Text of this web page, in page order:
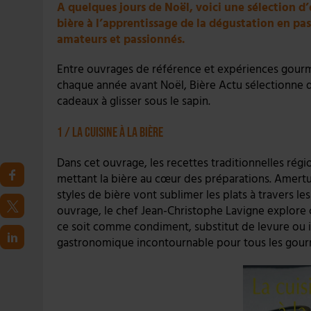
A quelques jours de Noël, voici une sélection
bière à l’apprentissage de la dégustation en
amateurs et passionnés.
Entre ouvrages de référence et expériences
chaque année avant Noël, Bière Actu sélectionne
cadeaux à glisser sous le sapin.
1 / La cuisine à la bière
Dans cet ouvrage, les recettes traditionnelles
mettant la bière au cœur des préparations.
styles de bière vont sublimer les plats à travers
ouvrage, le chef Jean-Christophe Lavigne
ce soit comme condiment, substitut de levure
gastronomique incontournable pour tous les